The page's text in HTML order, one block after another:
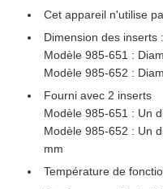
Cet appareil n'utilise
Dimension des inserts :
Modèle 985-651 :
Modèle 985-652 :
Fourni avec 2 inserts
Modèle 985-651 : Un
Modèle 985-652 : Un
mm
Température de